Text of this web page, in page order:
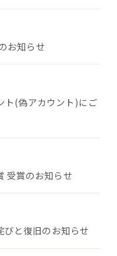
お知らせ
ト(偽アカウント)にご
受賞のお知らせ
と復旧のお知らせ